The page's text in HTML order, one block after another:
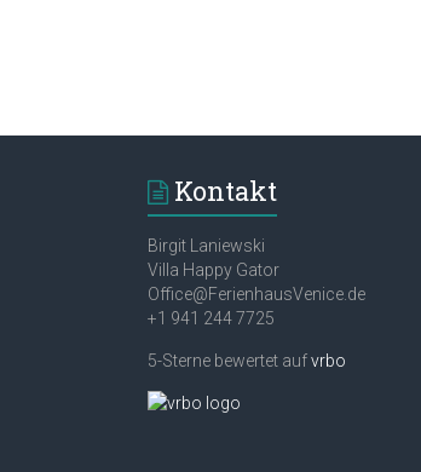
Kontakt
Birgit Laniewski
Villa Happy Gator
Office@FerienhausVenice.de
+1 941 244 7725
5-Sterne bewertet aufvrbo